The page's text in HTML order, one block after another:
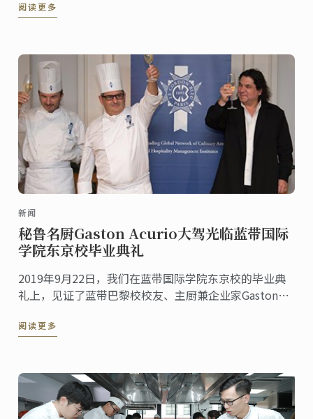
际酒店运营及开业筹备经验，并担任多所国内外大学的
阅读更多
新闻
秘鲁名厨Gaston Acurio大驾光临蓝带国际
学院东京校毕业典礼
2019年9月22日，我们在蓝带国际学院东京校的毕业典
礼上，见证了蓝带巴黎校校友、主厨兼企业家Gaston
阅读更多